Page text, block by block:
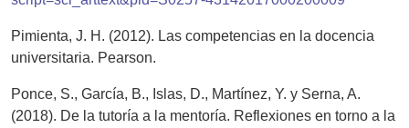
Pimienta, J. H. (2012). Las competencias en la docencia
universitaria. Pearson.
Ponce, S., García, B., Islas, D., Martínez, Y. y Serna, A.
(2018). De la tutoría a la mentoría. Reflexiones en torno a la